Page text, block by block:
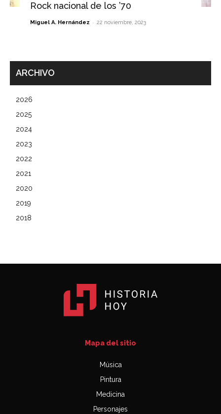
Rock nacional de los ’70
Miguel A. Hernández - 22 noviembre, 2023
ARCHIVO
2026
2025
2024
2023
2022
2021
2020
2019
2018
Mapa del sitio
Música
Pintura
Medicina
Personajes